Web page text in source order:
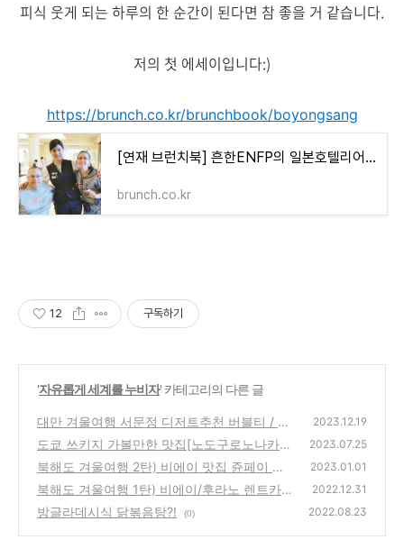
피식 웃게 되는 하루의 한 순간이 된다면 참 좋을 거 같습니다.
저의 첫 에세이입니다:)
https://brunch.co.kr/brunchbook/boyongsang
[연재 브런치북] 흔한ENFP의 일본호텔리어 도전기
brunch.co.kr
12 구독하기
'자유롭게 세계를 누비자' 카테고리의 다른 글
대만 겨울여행 서문정 디저트추천 버블티 / 크
레페 후기
(3)
2023.12.19
도쿄 쓰키지 가볼만한 맛집[노도구로노나카마
타] 원시방식으로 구운 금태의 맛🤩
(0)
2023.07.25
북해도 겨울여행 2탄) 비에이 맛집 쥰페이 새
우덮밥?! 파르페 맛집입니다👍👍👍
(0)
2023.01.01
북해도 겨울여행 1탄) 비에이/후라노 렌트카
코스 추천! 세브스타나무/탁신관/흰수염폭포/
2022.12.31
방글라데시식 닭볶음탕?! (0) 2022.08.23